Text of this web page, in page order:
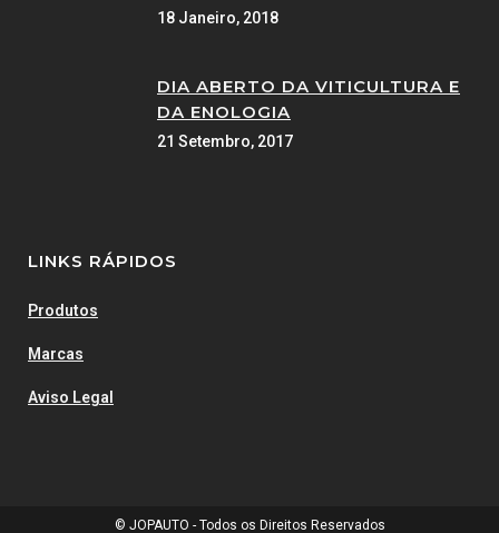
18 Janeiro, 2018
DIA ABERTO DA VITICULTURA E
DA ENOLOGIA
21 Setembro, 2017
LINKS RÁPIDOS
Produtos
Marcas
Aviso Legal
© JOPAUTO - Todos os Direitos Reservados